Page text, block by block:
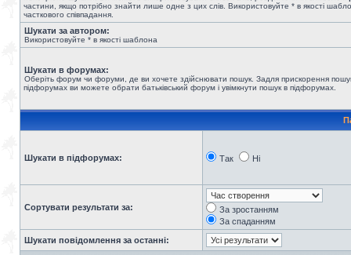
частини, якщо потрібно знайти лише одне з цих слів. Використовуйте * в якості
часткового співпадання.
Шукати за автором:
Використовуйте * в якості шаблона
Шукати в форумах:
Оберіть форум чи форуми, де ви хочете здійснювати пошук. Задля прискорення
підфорумах ви можете обрати батьківський форум і увімкнути пошук в підфорумах.
Шукати в підфорумах: Так Ні
Сортувати результати за:
За зростанням
За спаданням
Шукати повідомлення за останні: